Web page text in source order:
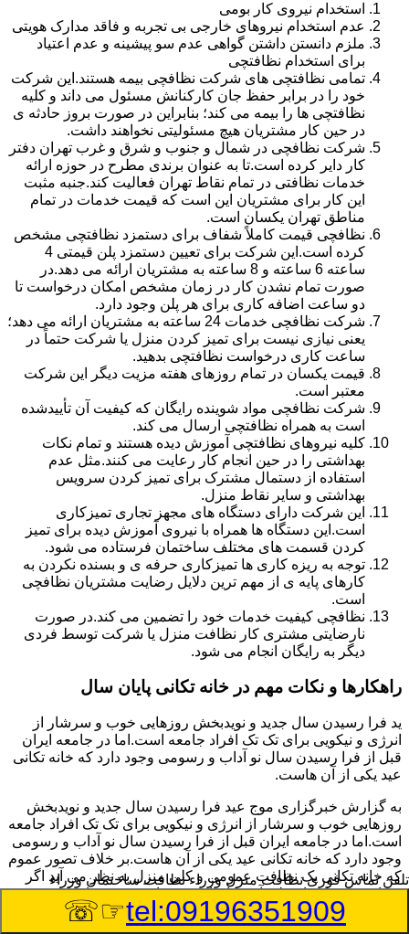
استخدام نیروی کار بومی
عدم استخدام نیروهای خارجی بی تجربه و فاقد مدارک هویتی
ملزم دانستن داشتن گواهی عدم سو پیشینه و عدم اعتیاد
برای استخدام نظافتچی
تمامی نظافتچی های شرکت نظافچی بیمه هستند.این شرکت
خود را در برابر حفظ جان کارکنانش مسئول می داند و کلیه
نظافتچی ها را بیمه می کند؛ بنابراین در صورت بروز حادثه ی
در حین کار مشتریان هیچ مسئولیتی نخواهند داشت.
شرکت نظافچی در شمال و جنوب و شرق و غرب تهران دفتر
کار دایر کرده است.تا به عنوان برندی مطرح در حوزه ارائه
خدمات نظافتی در تمام نقاط تهران فعالیت کند.جنبه مثبت
این کار برای مشتریان این است که قیمت خدمات در تمام
مناطق تهران یکسان است.
نظافچی قیمت کاملاً شفاف برای دستمزد نظافتچی مشخص
کرده است.این شرکت برای تعیین دستمزد پلن قیمتی 4
ساعته 6 ساعته و 8 ساعته به مشتریان ارائه می دهد.در
صورت تمام نشدن کار در زمان مشخص امکان درخواست تا
دو ساعت اضافه کاری برای هر پلن وجود دارد.
شرکت نظافچی خدمات 24 ساعته به مشتریان ارائه می دهد؛
یعنی نیازی نیست برای تمیز کردن منزل یا شرکت حتماً در
ساعت کاری درخواست نظافتچی بدهید.
قیمت یکسان در تمام روزهای هفته مزیت دیگر این شرکت
معتبر است.
شرکت نظافچی مواد شوینده رایگان که کیفیت آن تأییدشده
است به همراه نظافتچی ارسال می کند.
کلیه نیروهای نظافتچی آموزش دیده هستند و تمام نکات
بهداشتی را در حین انجام کار رعایت می کنند.مثل عدم
استفاده از دستمال مشترک برای تمیز کردن سرویس
بهداشتی و سایر نقاط منزل.
این شرکت دارای دستگاه های مجهز تجاری تمیزکاری
است.این دستگاه ها همراه با نیروی آموزش دیده برای تمیز
کردن قسمت های مختلف ساختمان فرستاده می شود.
توجه به ریزه کاری ها تمیزکاری حرفه ی و بسنده نکردن به
کارهای پایه ی از مهم ترین دلایل رضایت مشتریان نظافچی
است.
نظافچی کیفیت خدمات خود را تضمین می کند.در صورت
نارضایتی مشتری کار نظافت منزل یا شرکت توسط فردی
دیگر به رایگان انجام می شود.
راهکارها و نکات مهم در خانه تکانی پایان سال
ید فرا رسیدن سال جدید و نویدبخش روزهایی خوب و سرشار از
انرژی و نیکویی برای تک تک افراد جامعه است.اما در جامعه ایران
قبل از فرا رسیدن سال نو آداب و رسومی وجود دارد که خانه تکانی
عید یکی از آن هاست.
به گزارش خبرگزاری موج عید فرا رسیدن سال جدید و نویدبخش
روزهایی خوب و سرشار از انرژی و نیکویی برای تک تک افراد جامعه
است.اما در جامعه ایران قبل از فرا رسیدن سال نو آداب و رسومی
وجود دارد که خانه تکانی عید یکی از آن هاست.بر خلاف تصور عموم
که خانه تکانی یک نظافت عمومی و کلی منزل به نظر می آید اگر
بخواهیم به طور اصولی آن را انجام دهیم باید به برخی از نکات توجه
بیشتر داشته باشیم.
تلفن تماس فورینظافت منزل وزراء نظافت ساختمان وزراء
tel:09196351909
☞☏